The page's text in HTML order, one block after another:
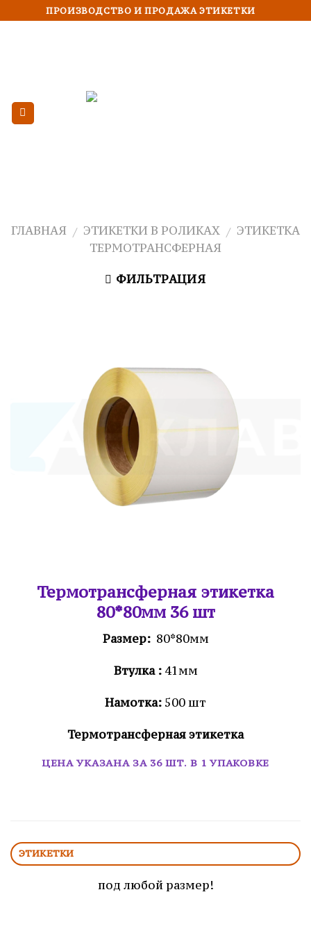
to
ПРОИЗВОДСТВО И ПРОДАЖА ЭТИКЕТКИ
ГЛАВНАЯ / ЭТИКЕТКИ В РОЛИКАХ / ЭТИКЕТКА
ТЕРМОТРАНСФЕРНАЯ
ФИЛЬТРАЦИЯ
Термотрансферная этикетка
80*80мм 36 шт
Размер: 80*80мм
Втулка :41мм
Намотка: 500 шт
Термотрансферная этикетка
ЦЕНА УКАЗАНА ЗА 36 ШТ. В 1 УПАКОВКЕ
ЭТИКЕТКИ
под любой размер!